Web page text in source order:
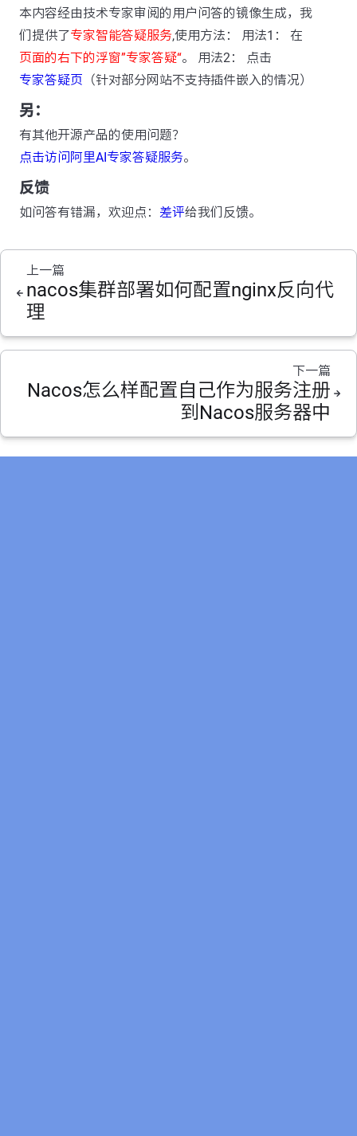
本内容经由技术专家审阅的用户问答的镜像生成，我
们提供了专家智能答疑服务,使用方法： 用法1： 在
页面的右下的浮窗”专家答疑“。 用法2： 点击
专家答疑页 （针对部分网站不支持插件嵌入的情况）
另：
有其他开源产品的使用问题？
点击访问阿里AI专家答疑服务。
反馈
如问答有错漏，欢迎点： 差评给我们反馈。
上一篇
nacos集群部署如何配置nginx反向代
理
下一篇
Nacos怎么样配置自己作为服务注册
到Nacos服务器中